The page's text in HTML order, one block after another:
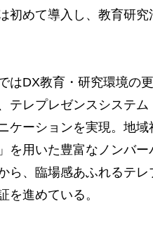
初めて導入し、教育研
DX教育・研究環境の
テレプレゼンスシステ
ケーションを実現。地
を用いた豊富なノンバ
ら、臨場感あふれるテ
を進めている。